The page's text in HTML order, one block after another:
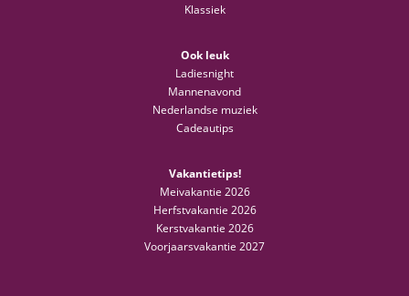
Klassiek
Ook leuk
Ladiesnight
Mannenavond
Nederlandse muziek
Cadeautips
Vakantietips!
Meivakantie 2026
Herfstvakantie 2026
Kerstvakantie 2026
Voorjaarsvakantie 2027